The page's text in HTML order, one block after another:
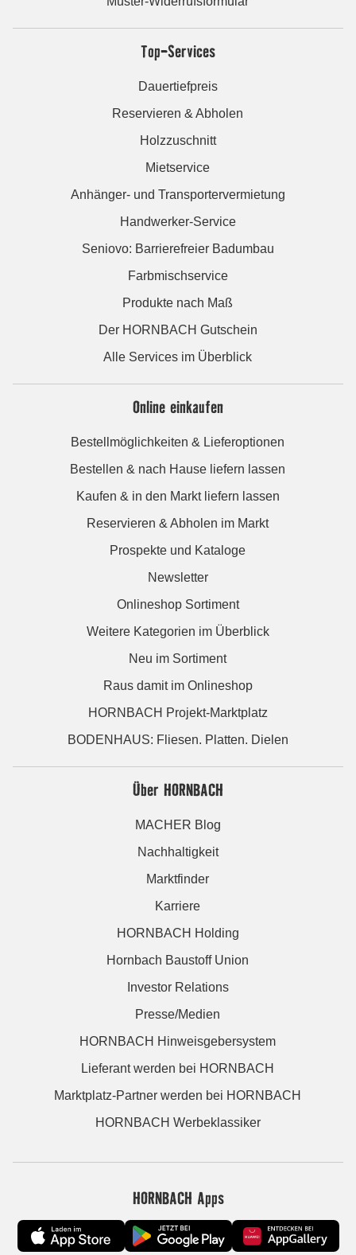
Top-Services
Dauertiefpreis
Reservieren & Abholen
Holzzuschnitt
Mietservice
Anhänger- und Transportervermietung
Handwerker-Service
Seniovo: Barrierefreier Badumbau
Farbmischservice
Produkte nach Maß
Der HORNBACH Gutschein
Alle Services im Überblick
Online einkaufen
Bestellmöglichkeiten & Lieferoptionen
Bestellen & nach Hause liefern lassen
Kaufen & in den Markt liefern lassen
Reservieren & Abholen im Markt
Prospekte und Kataloge
Newsletter
Onlineshop Sortiment
Weitere Kategorien im Überblick
Neu im Sortiment
Raus damit im Onlineshop
HORNBACH Projekt-Marktplatz
BODENHAUS: Fliesen. Platten. Dielen
Über HORNBACH
MACHER Blog
Nachhaltigkeit
Marktfinder
Karriere
HORNBACH Holding
Hornbach Baustoff Union
Investor Relations
Presse/Medien
HORNBACH Hinweisgebersystem
Lieferant werden bei HORNBACH
Marktplatz-Partner werden bei HORNBACH
HORNBACH Werbeklassiker
HORNBACH Apps